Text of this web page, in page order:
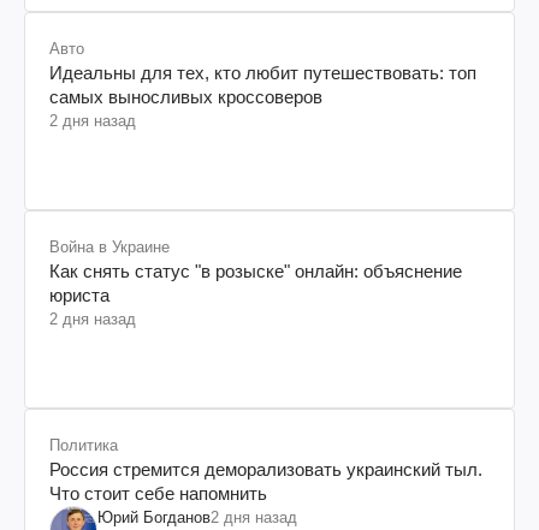
Авто
Идеальны для тех, кто любит путешествовать: топ
самых выносливых кроссоверов
2 дня назад
Война в Украине
Как снять статус "в розыске" онлайн: объяснение
юриста
2 дня назад
Политика
Россия стремится деморализовать украинский тыл.
Что стоит себе напомнить
Юрий Богданов2 дня назад